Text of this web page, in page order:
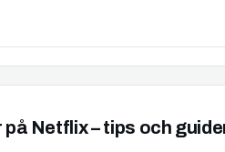
Netflix – tips och